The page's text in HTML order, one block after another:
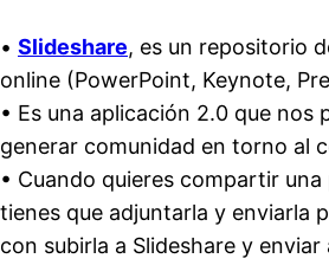
• Slideshare, es un repositorio
online (PowerPoint, Keynote,
• Es una aplicación 2.0 que
generar comunidad en torno al
• Cuando quieres compartir
tienes que adjuntarla y enviarla
con subirla a Slideshare y